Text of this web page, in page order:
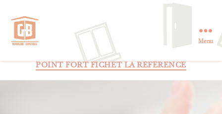
Menuiserie
Domotique
Menu
Catégories
POINT FORT FICHET LA RÉFÉRENCE